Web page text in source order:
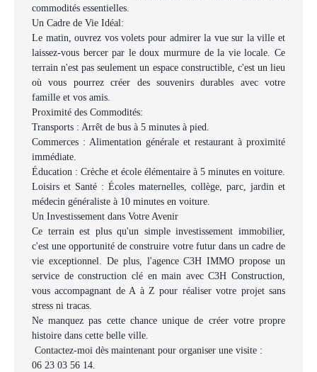
commodités essentielles.
Un Cadre de Vie Idéal:
Le matin, ouvrez vos volets pour admirer la vue sur la ville et
laissez-vous bercer par le doux murmure de la vie locale. Ce
terrain n'est pas seulement un espace constructible, c'est un lieu
où vous pourrez créer des souvenirs durables avec votre
famille et vos amis.
Proximité des Commodités:
Transports : Arrêt de bus à 5 minutes à pied.
Commerces : Alimentation générale et restaurant à proximité
immédiate.
Éducation : Crèche et école élémentaire à 5 minutes en voiture.
Loisirs et Santé : Écoles maternelles, collège, parc, jardin et
médecin généraliste à 10 minutes en voiture.
Un Investissement dans Votre Avenir
Ce terrain est plus qu'un simple investissement immobilier,
c'est une opportunité de construire votre futur dans un cadre de
vie exceptionnel. De plus, l'agence C3H IMMO propose un
service de construction clé en main avec C3H Construction,
vous accompagnant de A à Z pour réaliser votre projet sans
stress ni tracas.
Ne manquez pas cette chance unique de créer votre propre
histoire dans cette belle ville.
Contactez-moi dès maintenant pour organiser une visite :
06 23 03 56 14.